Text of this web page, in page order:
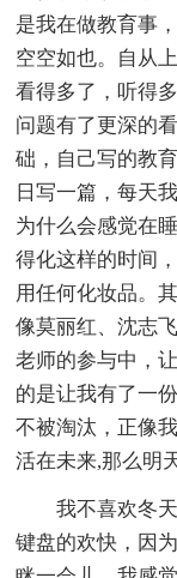
是我在做教育事
空空如也。自从
看得多了，听得
问题有了更深的
础，自己写的教
日写一篇，每天
为什么会感觉在
得化这样的时间
用任何化妆品。
像莫丽红、沈志
老师的参与中，
的是让我有了一
不被淘汰，正像
活在未来,那么明
我不喜欢冬
键盘的欢快，因